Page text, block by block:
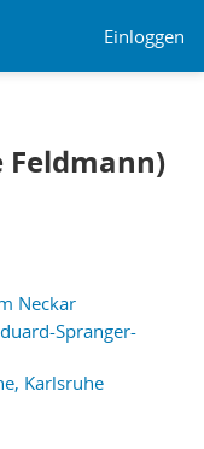
Einloggen
Feldmann)
Neckar
Spranger-
Karlsruhe